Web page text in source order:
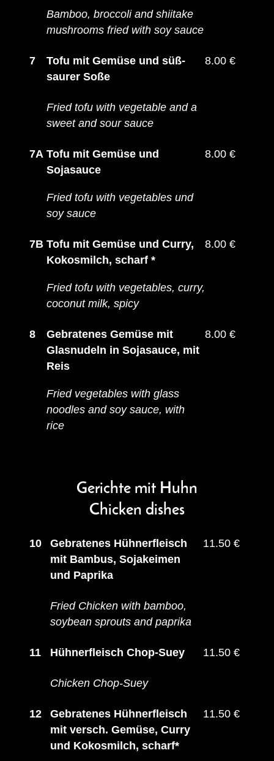
Bamboo, broccoli and shiitake
mushrooms fried with soy sauce
7
Tofu mit Gemüse und süß-
saurer Soße
Fried tofu with vegetable and a
sweet and sour sauce
8.00 €
7A Tofu mit Gemüse und
Sojasauce
Fried tofu with vegetables und
soy sauce
8.00 €
7B Tofu mit Gemüse und Curry,
Kokosmilch, scharf *
Fried tofu with vegetables, curry,
coconut milk, spicy
8.00 €
8
Gebratenes Gemüse mit
Glasnudeln in Sojasauce, mit
Reis
Fried vegetables with glass
noodles and soy sauce, with
rice
8.00 €
Gerichte mit Huhn
Chicken dishes
10
Gebratenes Hühnerfleisch
mit Bambus, Sojakeimen
und Paprika
Fried Chicken with bamboo,
soybean sprouts and paprika
11.50 €
11 Hühnerfleisch Chop-Suey
Chicken Chop-Suey
11.50 €
12
Gebratenes Hühnerfleisch
mit versch. Gemüse, Curry
und Kokosmilch, scharf*
11.50 €